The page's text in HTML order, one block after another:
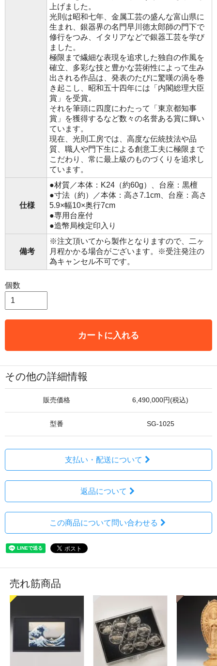
上げました。
光則は昭和七年、金属工芸の盛んな富山県に
生まれ、銀器界の名門早川徳太郎師の門下で
修行をつみ、イタリアなどで銀器工芸を学び
ました。
極限まで繊細な表現を追求した独自の作風を
確立、多彩な技と豊かな芸術性によって生み
出される作品は、発表のたびに驚嘆の渦を巻
き起こし、昭和五十四年には「内閣総理大臣
賞」を受賞。
それを筆頭に四度にわたって「東京都知事
賞」を獲得するなど数々の名誉ある賞に輝い
ています。
現在、光則工房では、高度な伝統技法や品
質、職人や門下生による創意工夫に極限まで
こだわり、常に最上級のものづくりを追求し
ています。
仕様
●材質／本体：K24（約60g）、台座：黒檀
●寸法（約）／本体：高さ7.1cm、台座：高さ
5.9×幅10×奥行7cm
●専用台座付
●造幣局検定印入り
備考
※注文頂いてから製作となりますので、二ヶ
月程かかる場合がございます。※受注発注の
為キャンセル不可です。
個数
カートに入れる
その他の詳細情報
販売価格 6,490,000円(税込)
型番 SG-1025
支払い・配送について
返品について
この商品について問い合わせる
売れ筋商品